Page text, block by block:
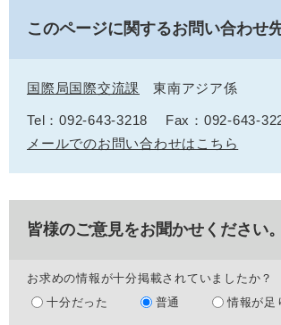
このページに関するお問い合わせ
国際局国際交流課 東南アジア係
Tel：092-643-3218
Fax：092-643-
メールでのお問い合わせはこちら
皆様のご意見をお聞かせください。
お求めの情報が十分掲載されていましたか？
十分だった
普通 情報が足